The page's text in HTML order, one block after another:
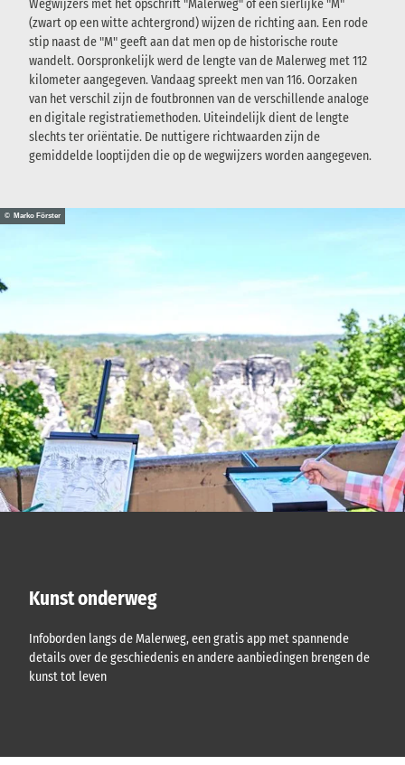
Wegwijzers met het opschrift "Malerweg" of een sierlijke "M"
(zwart op een witte achtergrond) wijzen de richting aan. Een rode
stip naast de "M" geeft aan dat men op de historische route
wandelt. Oorspronkelijk werd de lengte van de Malerweg met 112
kilometer aangegeven. Vandaag spreekt men van 116. Oorzaken
van het verschil zijn de foutbronnen van de verschillende analoge
en digitale registratiemethoden. Uiteindelijk dient de lengte
slechts ter oriëntatie. De nuttigere richtwaarden zijn de
gemiddelde looptijden die op de wegwijzers worden aangegeven.
Kunst onderweg
Infoborden langs de Malerweg, een gratis app met spannende
details over de geschiedenis en andere aanbiedingen brengen de
kunst tot leven
© Marko Förster